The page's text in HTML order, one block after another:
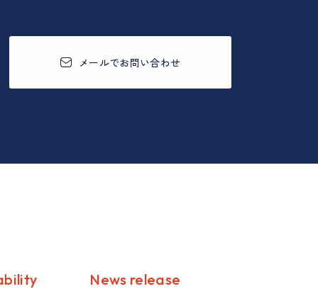
メールでお問い合わせ
News release